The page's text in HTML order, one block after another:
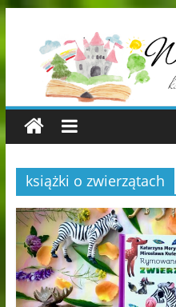
książki o zwierzątach